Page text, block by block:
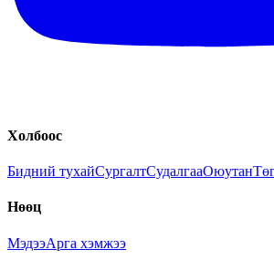
Холбоос
Бидний тухайСургалтСудалгааОюутан
Нөөц
МэдээАрга хэмжээ